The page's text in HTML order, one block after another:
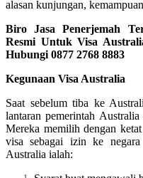
alasan kunjungan,
Biro Jasa Penerjemah
Resmi Untuk Visa
Hubungi 0877 2768 8883
Kegunaan Visa Australia
Saat sebelum tiba ke
lantaran pemerintah
Mereka memilih dengan
visa sebagai izin ke
Australia ialah: